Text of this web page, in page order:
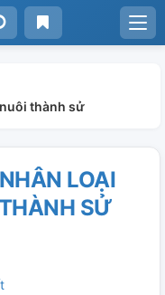
thành sử
LOẠI
SỬ